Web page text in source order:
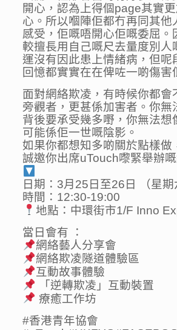
開心，認為上得個page其實
心。所以嗰陣佢都冇再同其他
感受，佢嘅唔開心佢嘅委屈。
較擅長用自己嘅尺去量度別人
運沒有因此患上情緒病，但呢
回憶都實實在在俾咗一啲傷害
面對網絡欺凌，有時候你都會
旁觀者，更甚係加害者。你無
背後要承受幾多嘢，你無法想
可能係佢一世嘅陰影。
如果你都想知多啲關於點樣做
誠邀你出席uTouch嚟緊舉辦
日期：3月25日至26日 （星期
時間：12:30-19:00
地點：中環街市1/F Inno
當日會有 ：
網絡藝人分享會
網絡欺凌隧道體驗區
互動故事體驗
「逆轉欺凌」互動裝置
療癒工作坊
#香港青年協會